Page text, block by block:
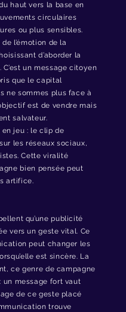
haut vers la base en
circulaires
ou plus sensibles.
l’émotion de la
d’aborder la
un message citoyen
que le capital
ne sommes plus face à
est de vendre mais
salvateur.
en jeu : le clip de
les réseaux sociaux,
Cette viralité
bien pensée peut
artifice.
qu’une publicité
vers un geste vital. Ce
peut changer les
est sincère. La
ce genre de campagne
un message fort vaut
de ce geste placé
trouve